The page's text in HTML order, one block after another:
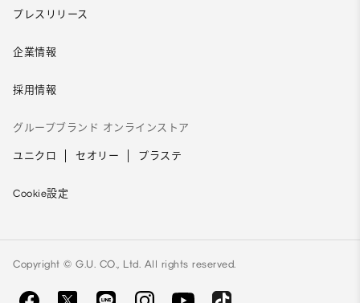
プレスリリース
企業情報
採用情報
グループブランド オンラインストア
ユニクロ セオリー プラステ
Cookie設定
Copyright © G.U. CO., Ltd. All rights reserved.